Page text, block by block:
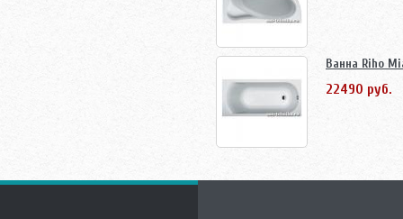
Ванна Riho
22490 руб.